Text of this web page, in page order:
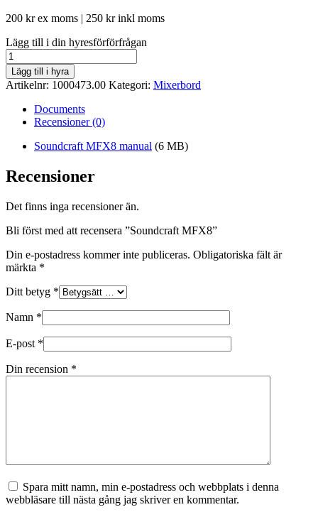
200 krex moms | 250 krinkl moms
Lägg till i din hyresförförfrågan
Soundcraft
MFX8
mängd
Lägg till i hyra
Artikelnr: 1000473.00 Kategori: Mixerbord
Documents
Recensioner (0)
Soundcraft MFX8 manual (6 MB)
Recensioner
Det finns inga recensioner än.
Bli först med att recensera ”Soundcraft MFX8”
Din e-postadress kommer inte publiceras. Obligatoriska fält är
märkta *
Ditt betyg *
Namn *
E-post *
Din recension *
Spara mitt namn, min e-postadress och webbplats i denna
webbläsare till nästa gång jag skriver en kommentar.